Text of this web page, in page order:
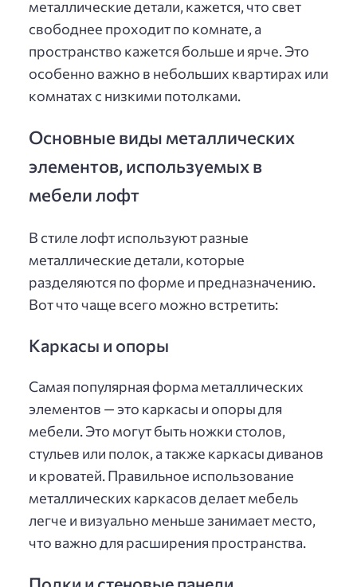
металлические детали, кажется, что свет
свободнее проходит по комнате, а
пространство кажется больше и ярче. Это
особенно важно в небольших квартирах или
комнатах с низкими потолками.
Основные виды металлических
элементов, используемых в
мебели лофт
В стиле лофт используют разные
металлические детали, которые
разделяются по форме и предназначению.
Вот что чаще всего можно встретить:
Каркасы и опоры
Самая популярная форма металлических
элементов — это каркасы и опоры для
мебели. Это могут быть ножки столов,
стульев или полок, а также каркасы диванов
и кроватей. Правильное использование
металлических каркасов делает мебель
легче и визуально меньше занимает место,
что важно для расширения пространства.